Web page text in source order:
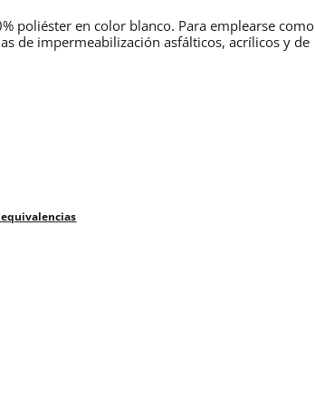
poliéster en color blanco. Para emplearse como
de impermeabilización asfálticos, acrílicos y de